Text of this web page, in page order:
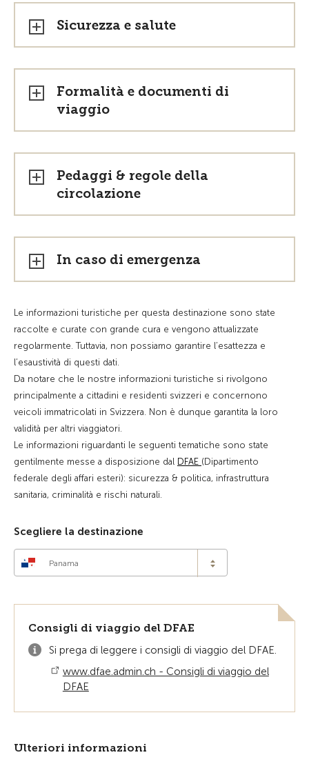
Sicurezza e salute
Formalità e documenti di
viaggio
Pedaggi & regole della
circolazione
In caso di emergenza
Le informazioni turistiche per questa destinazione sono state
raccolte e curate con grande cura e vengono attualizzate
regolarmente. Tuttavia, non possiamo garantire l’esattezza e
l’esaustività di questi dati.
Da notare che le nostre informazioni turistiche si rivolgono
principalmente a cittadini e residenti svizzeri e concernono
veicoli immatricolati in Svizzera. Non è dunque garantita la loro
validità per altri viaggiatori.
Le informazioni riguardanti le seguenti tematiche sono state
gentilmente messe a disposizione dal DFAE (Dipartimento
federale degli affari esteri): sicurezza & politica, infrastruttura
sanitaria, criminalità e rischi naturali.
Scegliere la destinazione
Panama
Consigli di viaggio del DFAE
Si prega di leggere i consigli di viaggio del DFAE.
www.dfae.admin.ch - Consigli di viaggio del
DFAE
Ulteriori informazioni